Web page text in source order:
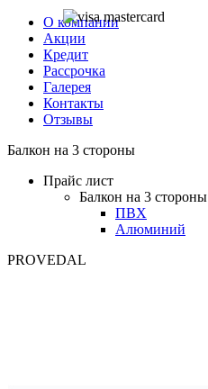
О компании
Акции
Кредит
Рассрочка
Галерея
Контакты
Отзывы
Балкон на 3 стороны
Прайс лист
Балкон на 3 стороны
ПВХ
Алюминий
PROVEDAL